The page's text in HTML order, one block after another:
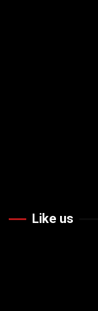
Like us